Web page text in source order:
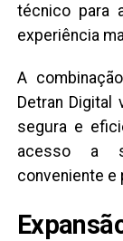
técnico para
experiência
A
Detran Digital
segura e
acesso a
conveniente e